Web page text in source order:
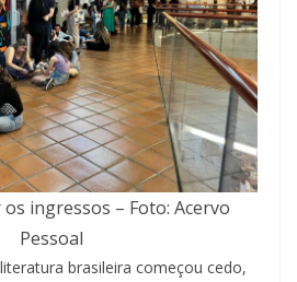
ingressos – Foto: Acervo
Pessoal
brasileira começou cedo,